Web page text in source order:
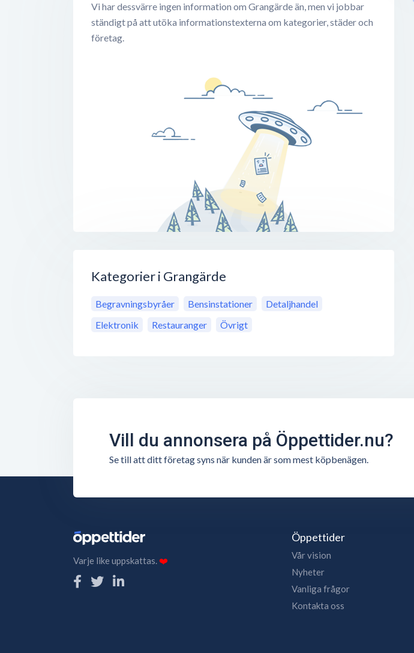
Vi har dessvärre ingen information om Grangärde än, men vi jobbar
ständigt på att utöka informationstexterna om kategorier, städer och
företag.
Kategorier i Grangärde
Begravningsbyråer Bensinstationer
Detaljhandel
Elektronik
Restauranger Övrigt
Vill du annonsera på Öppettider.nu?
Se till att ditt företag syns när kunden är som mest köpbenägen.
Varje like uppskattas.❤️
Öppettider
Vår vision
Nyheter
Vanliga frågor
Kontakta oss